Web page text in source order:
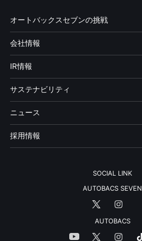
オートバックスセブンの挑戦
会社情報
IR情報
サステナビリティ
ニュース
採用情報
SOCIAL LINK
AUTOBACS SEVEN
AUTOBACS